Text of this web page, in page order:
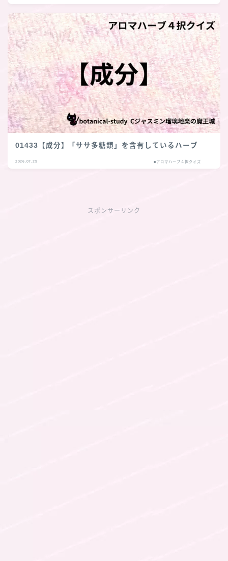
01433【成分】「ササ多糖類」を含有しているハーブ
2026.07.29 ■アロマハーブ４択クイズ
スポンサーリンク